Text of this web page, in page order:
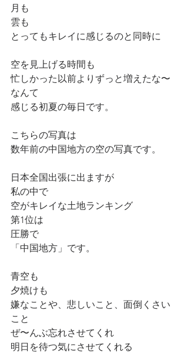
月も
雲も
とってもキレイに感じるのと同時に
空を見上げる時間も
忙しかった以前よりずっと増えたな〜
なんて
感じる初夏の毎日です。
こちらの写真は
数年前の中国地方の空の写真です。
日本全国出張に出ますが
私の中で
空がキレイな土地ランキング
第1位は
圧勝で
「中国地方」です。
青空も
夕焼けも
嫌なことや、悲しいこと、面倒くさい
こと
ぜ〜んぶ忘れさせてくれ
明日を待つ気にさせてくれる